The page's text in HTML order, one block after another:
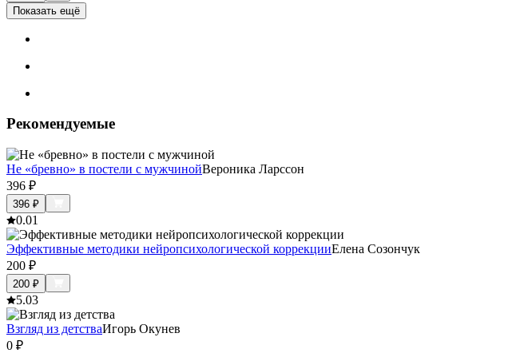
Показать ещё
Рекомендуемые
Не «бревно» в постели с мужчинойВероника Ларссон
396 ₽
396 ₽
0.01
Эффективные методики нейропсихологической коррекцииЕлена Созончук
200 ₽
200 ₽
5.03
Взгляд из детстваИгорь Окунев
0 ₽